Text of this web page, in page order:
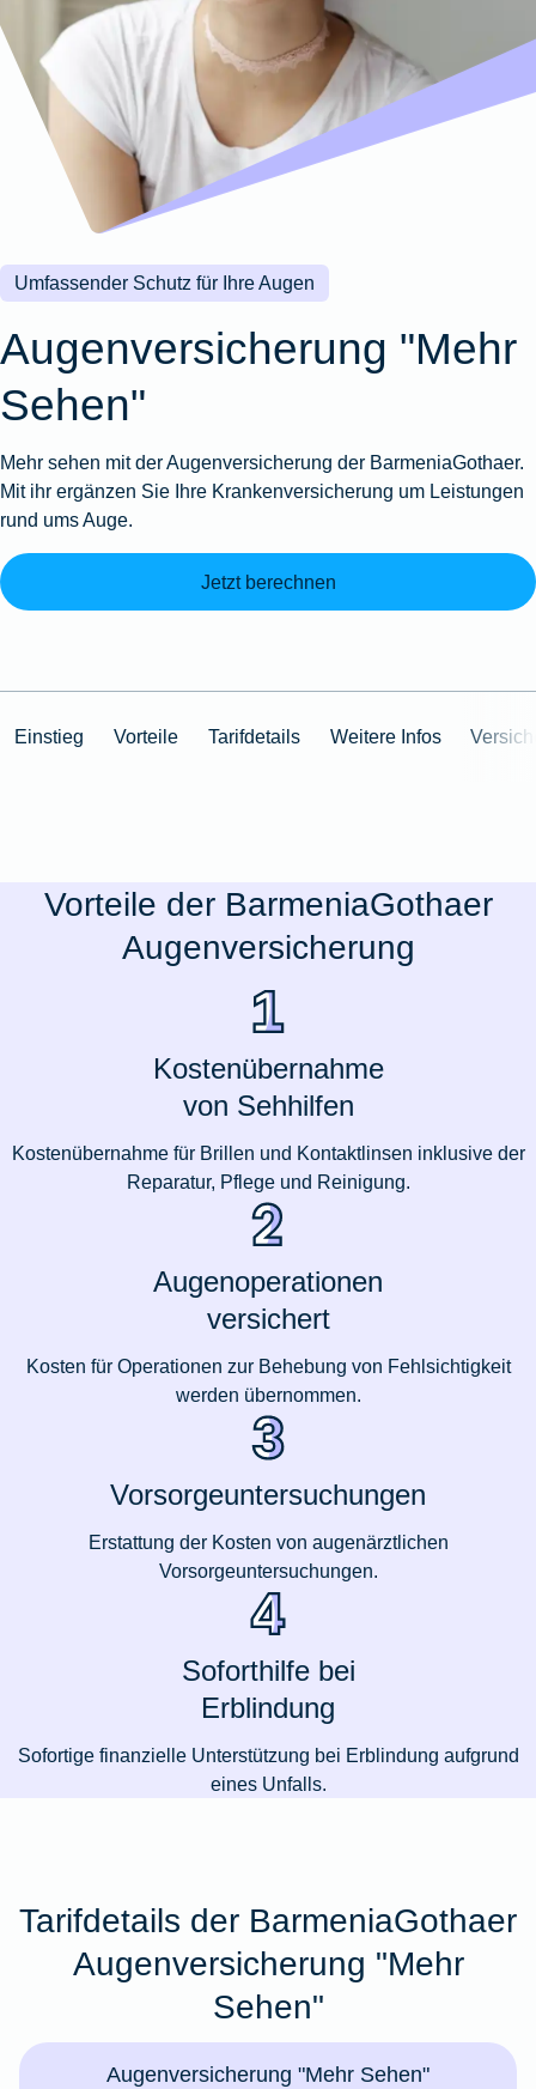
Wohnungsschutzbrief
Zur
Produktübersicht
Gewässerschadenhaftpflicht
Zur
Produktübersicht
Zur
Produktübersicht
Reisehaftpflichtversicherung
Reiserücktrittsversicherung
Produktübersicht
Produktübersicht
Produktübersicht
Produktübersicht
Montageversicherung
Zur
Produktübersicht
Gruppenunfall für
Betriebe
Gruppenunfall für
Vereine
Produktübersicht
Kunstversicherung
Ausstellungsversicherung
Valorenversicherung
Oldtimersammlungsversicherung
Zur
Umfassender Schutz für Ihre Augen
Augenversicherung "Mehr
Sehen"
Mehr sehen mit der Augenversicherung der BarmeniaGothaer.
Mit ihr ergänzen Sie Ihre Krankenversicherung um Leistungen
rund ums Auge.
Jetzt berechnen
Einstieg Vorteile Tarifdetails Weitere Infos
Vorteile der BarmeniaGothaer
Augenversicherung
Kostenübernahme
von Sehhilfen
Kostenübernahme für Brillen und Kontaktlinsen inklusive der
Reparatur, Pflege und Reinigung.
Augenoperationen
versichert
Kosten für Operationen zur Behebung von Fehlsichtigkeit
werden übernommen.
Vorsorgeuntersuchungen
Erstattung der Kosten von augenärztlichen
Vorsorgeuntersuchungen.
Soforthilfe bei
Erblindung
Sofortige finanzielle Unterstützung bei Erblindung aufgrund
eines Unfalls.
Tarifdetails der BarmeniaGothaer
Augenversicherung "Mehr
Sehen"
Augenversicherung "Mehr Sehen"